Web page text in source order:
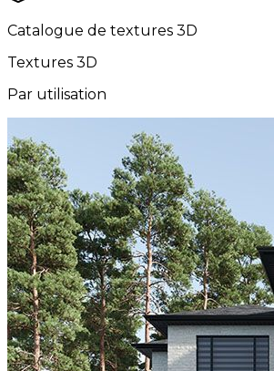
Catalogue de textures 3D
Textures 3D
Par utilisation